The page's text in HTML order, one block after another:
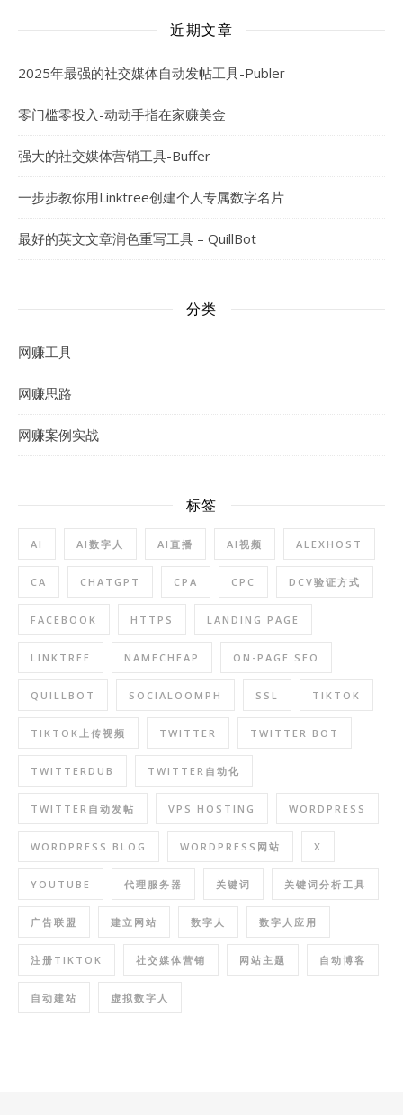
近期文章
2025年最强的社交媒体自动发帖工具-Publer
零门槛零投入-动动手指在家赚美金
强大的社交媒体营销工具-Buffer
一步步教你用Linktree创建个人专属数字名片
最好的英文文章润色重写工具 – QuillBot
分类
网赚工具
网赚思路
网赚案例实战
标签
AI AI数字人 AI直播 AI视频 ALEXHOST
CA CHATGPT CPA CPC DCV验证方式
FACEBOOK HTTPS LANDING PAGE
LINKTREE NAMECHEAP ON-PAGE SEO
QUILLBOT SOCIALOOMPH SSL TIKTOK
TIKTOK上传视频 TWITTER TWITTER BOT
TWITTERDUB TWITTER自动化
TWITTER自动发帖 VPS HOSTING WORDPRESS
WORDPRESS BLOG WORDPRESS网站 X
YOUTUBE 代理服务器 关键词 关键词分析工具
广告联盟 建立网站 数字人 数字人应用
注册TIKTOK 社交媒体营销 网站主题 自动博客
自动建站 虚拟数字人